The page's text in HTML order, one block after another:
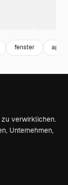
fenster
zu verwirklichen.
Unternehmen,